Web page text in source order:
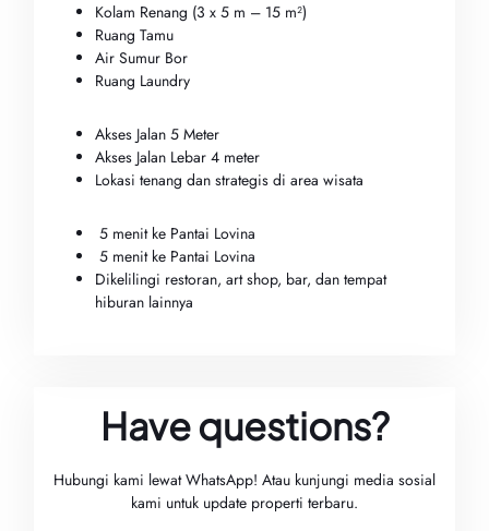
Kolam Renang (3 x 5 m – 15 m²)
Ruang Tamu
Air Sumur Bor
Ruang Laundry
Akses Jalan 5 Meter
Akses Jalan Lebar 4 meter
Lokasi tenang dan strategis di area wisata
5 menit ke Pantai Lovina
5 menit ke Pantai Lovina
Dikelilingi restoran, art shop, bar, dan tempat
hiburan lainnya
Have questions?
Hubungi kami lewat WhatsApp! Atau kunjungi media sosial
kami untuk update properti terbaru.